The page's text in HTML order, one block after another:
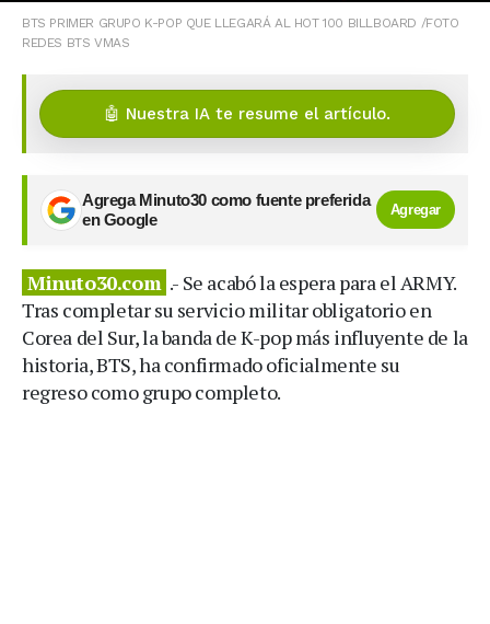
BTS PRIMER GRUPO K-POP QUE LLEGARÁ AL HOT 100 BILLBOARD /FOTO
REDES BTS VMAS
🤖 Nuestra IA te resume el artículo.
Agrega Minuto30 como fuente preferida
en Google
Agregar
Minuto30.com .- Se acabó la espera para el ARMY.
Tras completar su servicio militar obligatorio en
Corea del Sur, la banda de K-pop más influyente de la
historia, BTS, ha confirmado oficialmente su
regreso como grupo completo.